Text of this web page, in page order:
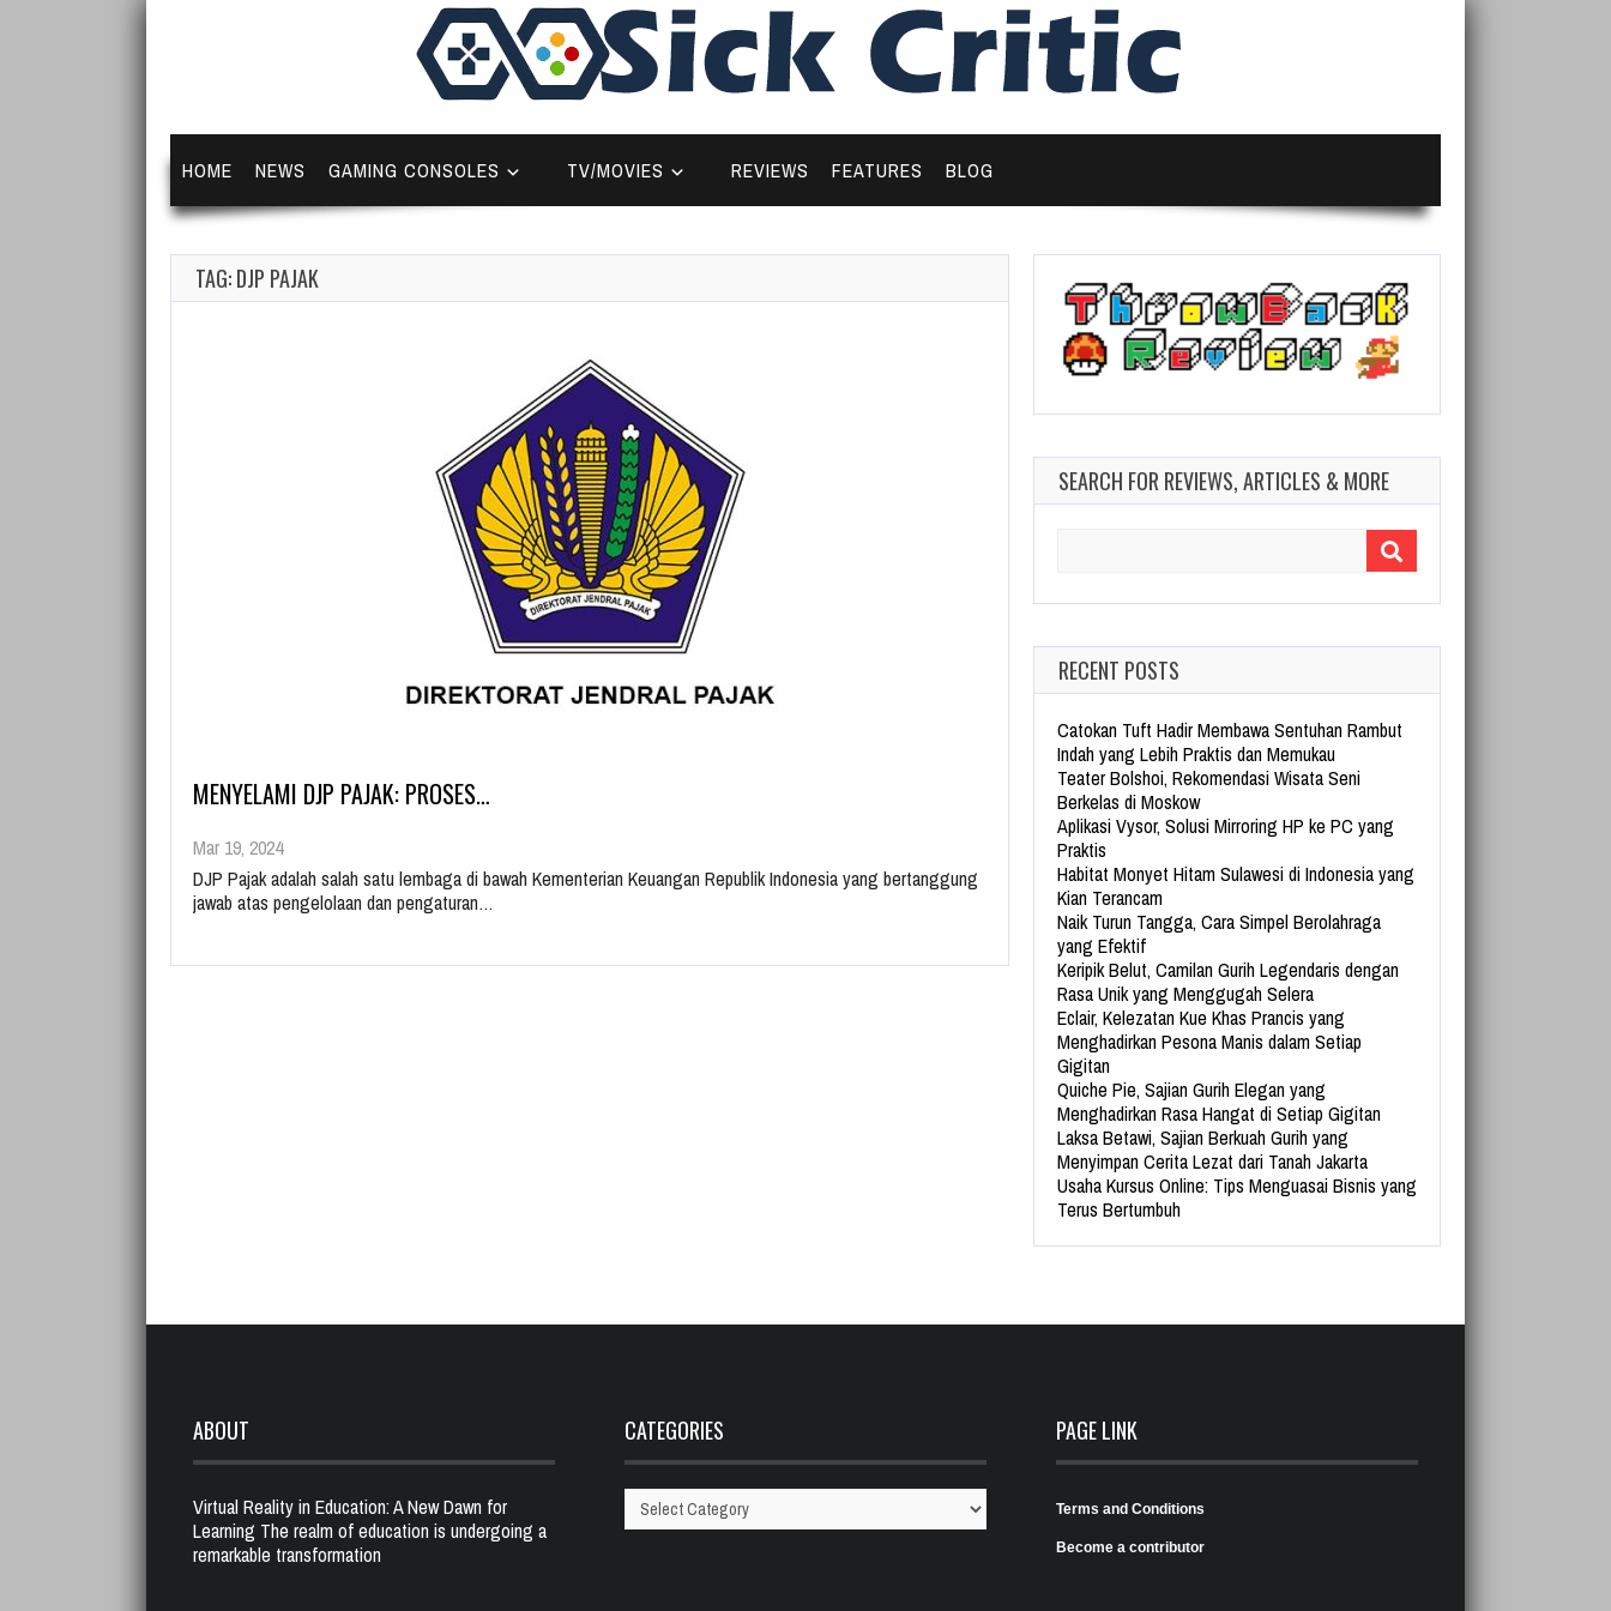
HOME NEWS GAMING CONSOLES TV/MOVIES REVIEWS FEATURES BLOG
TAG: DJP PAJAK
MENYELAMI DJP PAJAK: PROSES…
Mar 19, 2024
DJP Pajak adalah salah satu lembaga di bawah Kementerian Keuangan Republik Indonesia yang bertanggung
jawab atas pengelolaan dan pengaturan…
SEARCH FOR REVIEWS, ARTICLES & MORE
RECENT POSTS
Catokan Tuft Hadir Membawa Sentuhan Rambut
Indah yang Lebih Praktis dan Memukau
Teater Bolshoi, Rekomendasi Wisata Seni
Berkelas di Moskow
Aplikasi Vysor, Solusi Mirroring HP ke PC yang
Praktis
Habitat Monyet Hitam Sulawesi di Indonesia yang
Kian Terancam
Naik Turun Tangga, Cara Simpel Berolahraga
yang Efektif
Keripik Belut, Camilan Gurih Legendaris dengan
Rasa Unik yang Menggugah Selera
Eclair, Kelezatan Kue Khas Prancis yang
Menghadirkan Pesona Manis dalam Setiap
Gigitan
Quiche Pie, Sajian Gurih Elegan yang
Menghadirkan Rasa Hangat di Setiap Gigitan
Laksa Betawi, Sajian Berkuah Gurih yang
Menyimpan Cerita Lezat dari Tanah Jakarta
Usaha Kursus Online: Tips Menguasai Bisnis yang
Terus Bertumbuh
ABOUT
Virtual Reality in Education: A New Dawn for
Learning The realm of education is undergoing a
remarkable transformation
CATEGORIES
Categories
PAGE LINK
Terms and Conditions
Become a contributor